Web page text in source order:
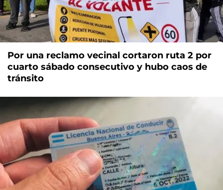
Por una reclamo vecinal cortaron ruta 2 por
cuarto sábado consecutivo y hubo caos de
tránsito